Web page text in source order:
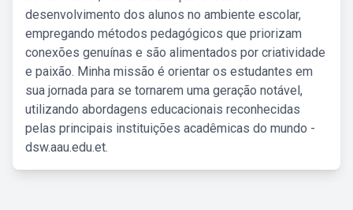
desenvolvimento dos alunos no ambiente escolar,
empregando métodos pedagógicos que priorizam
conexões genuínas e são alimentados por criatividade
e paixão. Minha missão é orientar os estudantes em
sua jornada para se tornarem uma geração notável,
utilizando abordagens educacionais reconhecidas
pelas principais instituições acadêmicas do mundo -
dsw.aau.edu.et.